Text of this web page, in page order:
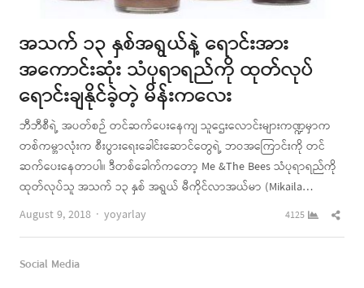
အသက် ၁၃ နှစ်အရွယ်နဲ့ ရောင်းအား
အကောင်းဆုံး သံပုရာရည်ကို ထုတ်လုပ်
ရောင်းချနိုင်ခဲ့တဲ့ မိန်းကလေး
ဘီဘီစီရဲ့ အပတ်စဉ် တင်ဆက်ပေးနေကျ သူဌေးလောင်းများကဏ္ဍမှာက
တစ်ကမ္ဘာလုံးက စီးပွားရေးခေါင်းဆောင်တွေရဲ့ ဘဝအကြောင်းကို တင်
ဆက်ပေးနေတာပါ။ ဒီတစ်ခေါက်ကတော့ Me &The Bees သံပုရာရည်ကို
ထုတ်လုပ်သူ အသက် ၁၃ နှစ် အရွယ် မီကိုင်လာအယ်မာ (Mikaila…
August 9, 2018
Author
yoyarlay 4125
Social Media